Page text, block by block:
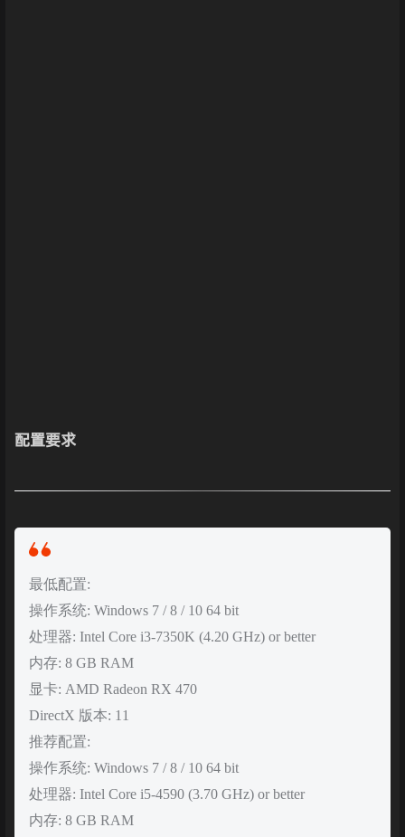
配置要求
最低配置:
操作系统: Windows 7 / 8 / 10 64 bit
处理器: Intel Core i3-7350K (4.20 GHz) or better
内存: 8 GB RAM
显卡: AMD Radeon RX 470
DirectX 版本: 11
推荐配置:
操作系统: Windows 7 / 8 / 10 64 bit
处理器: Intel Core i5-4590 (3.70 GHz) or better
内存: 8 GB RAM